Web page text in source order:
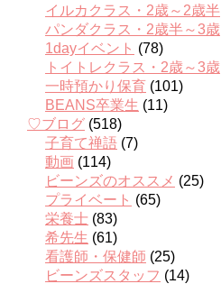
イルカクラス・2歳～2歳半
パンダクラス・2歳半～3歳
1dayイベント (78)
トイトレクラス・2歳～3歳
一時預かり保育 (101)
BEANS卒業生 (11)
♡ブログ (518)
子育て禅語 (7)
動画 (114)
ビーンズのオススメ (25)
プライベート (65)
栄養士 (83)
希先生 (61)
看護師・保健師 (25)
ビーンズスタッフ (14)